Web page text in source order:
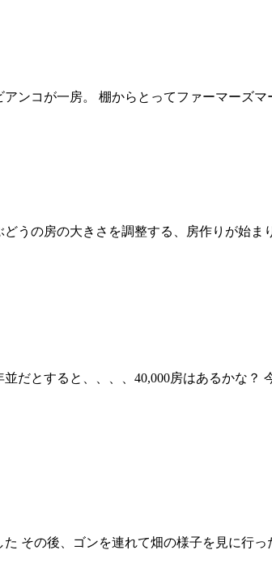
ンコが一房。 棚からとってファーマーズ
うの房の大きさを調整する、房作りが始
だとすると、、、、40,000房はあるかな
その後、ゴンを連れて畑の様子を見に行